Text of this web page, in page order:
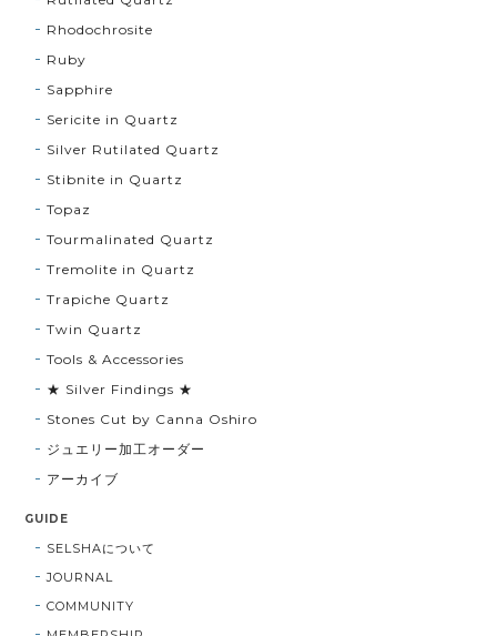
Rhodochrosite
Ruby
Sapphire
Sericite in Quartz
Silver Rutilated Quartz
Stibnite in Quartz
Topaz
Tourmalinated Quartz
Tremolite in Quartz
Trapiche Quartz
Twin Quartz
Tools & Accessories
★ Silver Findings ★
Stones Cut by Canna Oshiro
ジュエリー加工オーダー
アーカイブ
GUIDE
SELSHAについて
JOURNAL
COMMUNITY